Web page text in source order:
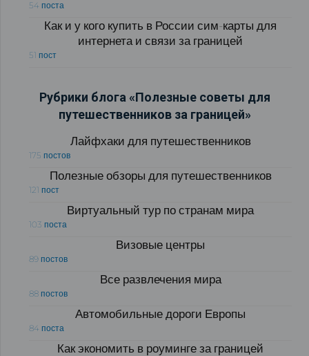
54 поста
Как и у кого купить в России сим-карты для
интернета и связи за границей
51 пост
Рубрики блога «Полезные советы для
путешественников за границей»
Лайфхаки для путешественников
175 постов
Полезные обзоры для путешественников
121 пост
Виртуальный тур по странам мира
103 поста
Визовые центры
89 постов
Все развлечения мира
88 постов
Автомобильные дороги Европы
84 поста
Как экономить в роуминге за границей